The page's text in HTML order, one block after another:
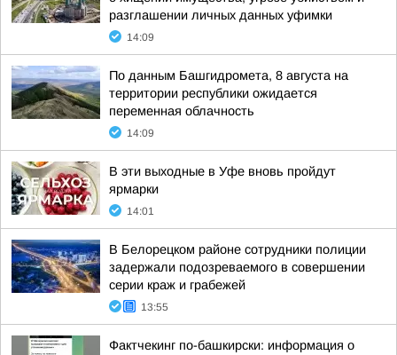
разглашении личных данных уфимки
14:09
По данным Башгидромета, 8 августа на
территории республики ожидается
переменная облачность
14:09
В эти выходные в Уфе вновь пройдут
ярмарки
14:01
В Белорецком районе сотрудники полиции
задержали подозреваемого в совершении
серии краж и грабежей
13:55
Фактчекинг по-башкирски: информация о